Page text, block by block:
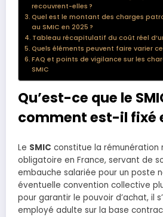
recouvrent-elles ?
Quel est le montant des charges
au SMIC en 2025 ?
Tableau récapitulatif du coût réel
Quels éléments peuvent faire varier
FAQ et points de vigilance sur les
SMIC
Qu’est-ce que le
comment est-il fixé
Le SMIC constitue la rémunération
obligatoire en France, servant de
embauche salariée pour un poste
éventuelle convention collective
pour garantir le pouvoir d’achat, il
employé adulte sur la base